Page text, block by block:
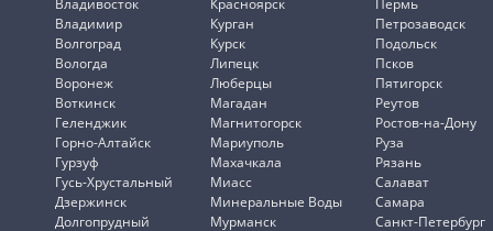
Владивосток
Владимир
Волгоград
Вологда
Воронеж
Воткинск
Геленджик
Горно-Алтайск
Гурзуф
Гусь-Хрустальный
Дзержинск
Долгопрудный
Красноярск
Курган
Курск
Липецк
Люберцы
Магадан
Магнитогорск
Мариуполь
Махачкала
Миасс
Минеральные Воды
Мурманск
Пермь
Петрозаводск
Подольск
Псков
Пятигорск
Реутов
Ростов-на-Дону
Руза
Рязань
Салават
Самара
Санкт-Петербург